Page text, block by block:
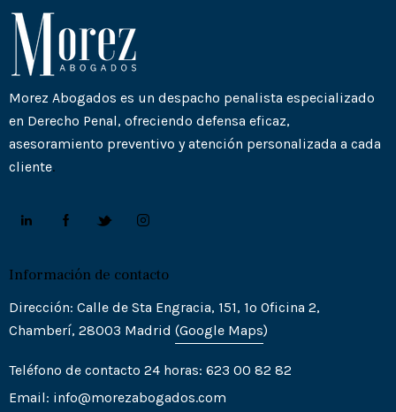
Morez Abogados es un despacho penalista especializado
en Derecho Penal, ofreciendo defensa eficaz,
asesoramiento preventivo y atención personalizada a cada
cliente.
Información de contacto
Dirección: Calle de Sta Engracia, 151, 1º Oficina 2,
Chamberí, 28003 Madrid (Google Maps)
Teléfono de contacto 24 horas: 623 00 82 82
Email: info@morezabogados.com